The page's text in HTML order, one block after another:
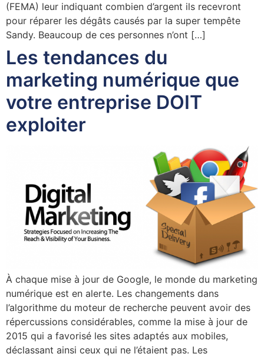
(FEMA) leur indiquant combien d’argent ils recevront
pour réparer les dégâts causés par la super tempête
Sandy. Beaucoup de ces personnes n’ont […]
Les tendances du
marketing numérique que
votre entreprise DOIT
exploiter
À chaque mise à jour de Google, le monde du marketing
numérique est en alerte. Les changements dans
l’algorithme du moteur de recherche peuvent avoir des
répercussions considérables, comme la mise à jour de
2015 qui a favorisé les sites adaptés aux mobiles,
déclassant ainsi ceux qui ne l’étaient pas. Les